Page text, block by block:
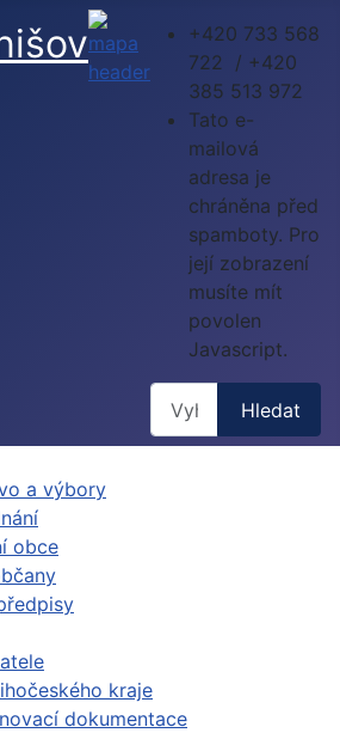
+420 733 568
722 / +420
385 513 972
Tato e-
mailová
adresa je
chráněna před
spamboty. Pro
její zobrazení
musíte mít
povolen
Javascript.
Hledat
a výbory
obce
kraje
dokumentace